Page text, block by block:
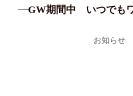
GW期間中 いつでも
お知らせ